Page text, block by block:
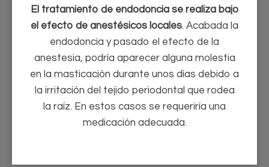
El tratamiento de endodoncia se realiza bajo
el efecto de anestésicos locales. Acabada la
endodoncia y pasado el efecto de la
anestesia, podría aparecer alguna molestia
en la masticación durante unos días debido a
la irritación del tejido periodontal que rodea
la raíz. En estos casos se requeriría una
medicación adecuada.